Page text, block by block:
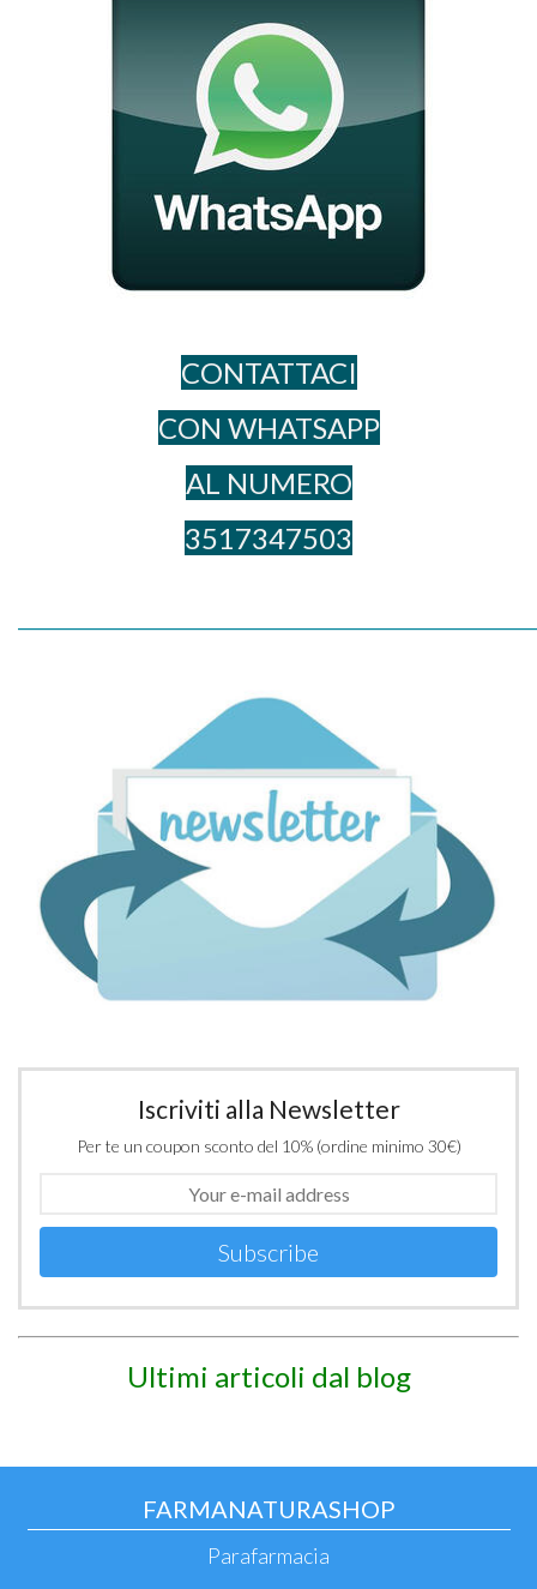
CONTATTACI
CON WHATSAPP
AL NUME​RO
3517347503
Iscriviti alla Newsletter
Per te un coupon sconto del 10% (ordine minimo 30€)
Subscribe
Ultimi articoli dal blog
FARMANATURASHOP
Parafarmacia